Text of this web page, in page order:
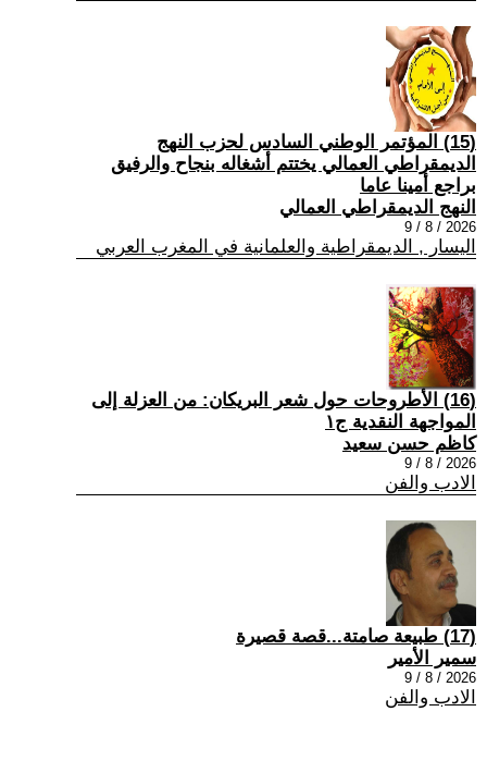
(15) المؤتمر الوطني السادس لحزب النهج
الديمقراطي العمالي يختتم أشغاله بنجاح والرفيق
براجع أمينا عاما
النهج الديمقراطي العمالي
2026 / 8 / 9
اليسار , الديمقراطية والعلمانية في المغرب العربي
(16) الأطروحات حول شعر البريكان: من العزلة إلى
المواجهة النقدية ج١
كاظم حسن سعيد
2026 / 8 / 9
الادب والفن
(17) طبيعة صامتة...قصة قصيرة
سمير الأمير
2026 / 8 / 9
الادب والفن